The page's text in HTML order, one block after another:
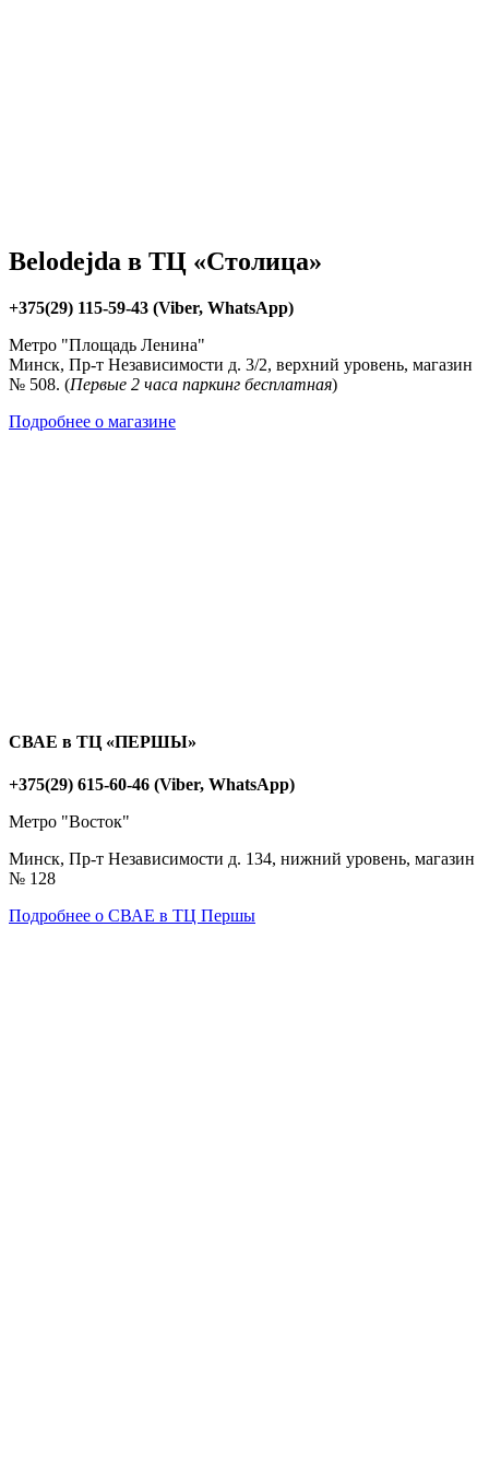
Belodejda в ТЦ «Столица»
+375(29) 115-59-43 (Viber, WhatsApp)
Метро "Площадь Ленина"
Минск, Пр-т Независимости д. 3/2, верхний уровень, магазин
№ 508. (Первые 2 часа паркинг бесплатная)
Подробнее о магазине
СВАЕ в ТЦ «ПЕРШЫ»
+375(29) 615-60-46 (Viber, WhatsApp)
Метро "Восток"
Минск, Пр-т Независимости д. 134, нижний уровень, магазин
№ 128
Подробнее о СВАЕ в ТЦ Першы